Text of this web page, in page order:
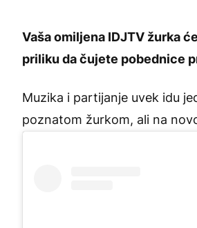
Vaša omiljena IDJTV žurka
priliku da čujete pobednice
Muzika i partijanje uvek idu
poznatom žurkom, ali na